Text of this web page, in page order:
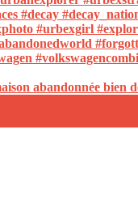
abandonnée bien